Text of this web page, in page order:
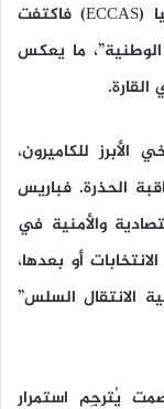
أما المجموعة الاقتصادية لدول وسط إفريقيا (ECCAS) فاكتفت
الوطنية”، ما يعكس
للكاميرون،
الحذرة. فباريس
والأمنية في
أو بعدها،
الانتقال السلس”
يُترجِم استمرار